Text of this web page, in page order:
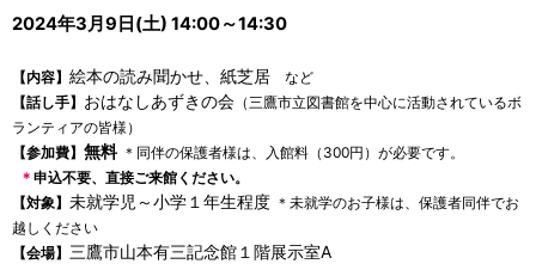
2024年3月9日(土) 14:00～14:30
【内容】 絵本の読み聞かせ、紙芝居 など
【話し手】 おはなしあずきの会 （三鷹市立図書館を中心に活動されているボ
ランティアの皆様）
【参加費】 無料 ＊同伴の保護者様は、入館料（300円）が必要です。
＊ 申込不要、直接ご来館ください。
【対象】 未就学児～小学１年生程度 ＊未就学のお子様は、保護者同伴でお
越しください
【会場】 三鷹市山本有三記念館１階展示室A